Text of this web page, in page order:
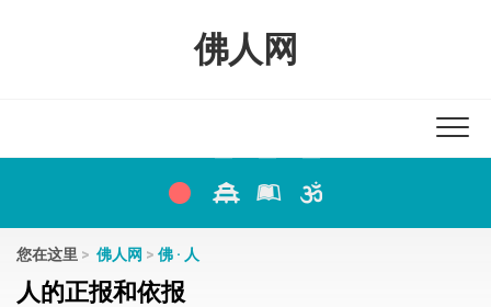
佛人网
您在这里 > 佛人网 > 佛 · 人
人的正报和依报